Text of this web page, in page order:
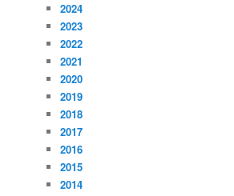
2024
2023
2022
2021
2020
2019
2018
2017
2016
2015
2014